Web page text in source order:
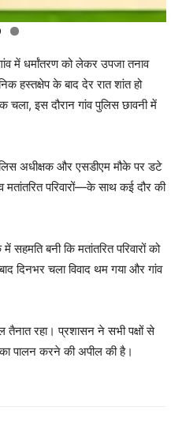
में धर्मांतरण को लेकर उपजा तनाव
हस्तक्षेप के बाद देर रात शांत हो
इस दौरान गांव पुलिस छावनी में
अधीक्षक और एसडीएम मौके पर डटे
मतांतरित परिवारों—के साथ कई दौर की
बनी कि मतांतरित परिवारों को
दिनभर चला विवाद थम गया और गांव
तैनात रहा। प्रशासन ने सभी पक्षों से
पालन करने की अपील की है।